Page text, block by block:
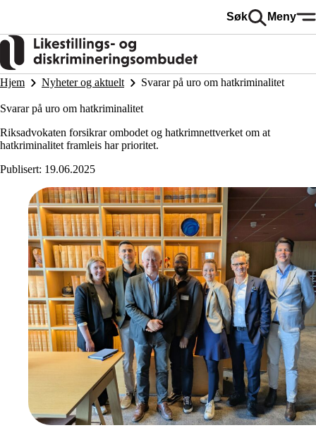
Søk Meny
Hjem Nyheter og aktuelt Svarar på uro om hatkriminalitet
Svarar på uro om hatkriminalitet
Riksadvokaten forsikrar ombodet og hatkrimnettverket om at
hatkriminalitet framleis har prioritet.
Publisert: 19.06.2025